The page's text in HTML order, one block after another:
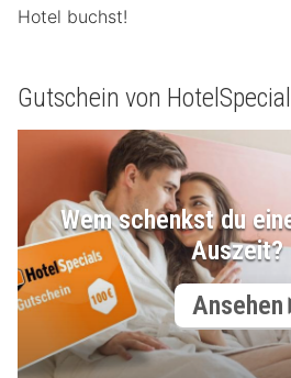
Hotel buchst!
Gutschein von
Wem schenkst du
Auszeit?
Ansehen